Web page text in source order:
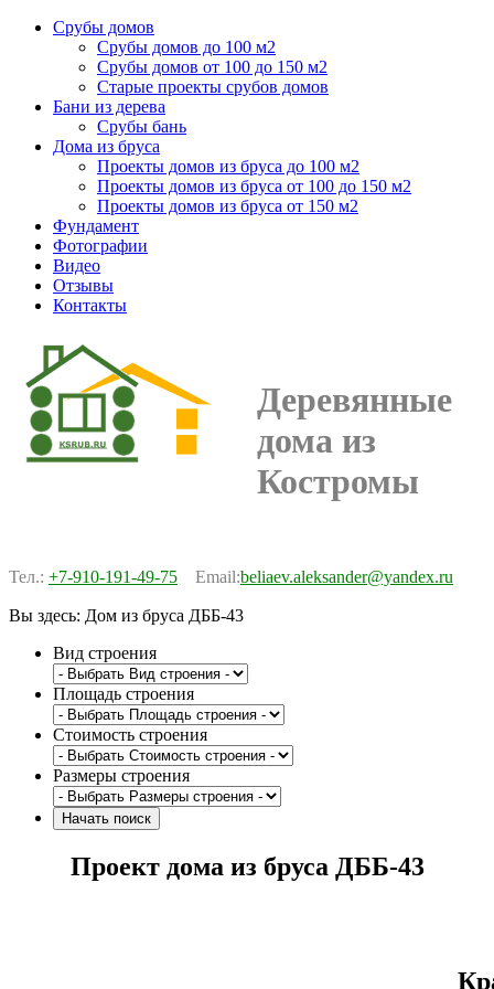
Срубы домов
Срубы домов до 100 м2
Срубы домов от 100 до 150 м2
Старые проекты срубов домов
Бани из дерева
Срубы бань
Дома из бруса
Проекты домов из бруса до 100 м2
Проекты домов из бруса от 100 до 150 м2
Проекты домов из бруса от 150 м2
Фундамент
Фотографии
Видео
Отзывы
Контакты
Деревянные
дома из
Костромы
Тел.: +7-910-191-49-75 Email:beliaev.aleksander@yandex.ru
Вы здесь: Дом из бруса ДББ-43
Вид строения
Площадь строения
Стоимость строения
Размеры строения
Проект дома из бруса ДББ-43